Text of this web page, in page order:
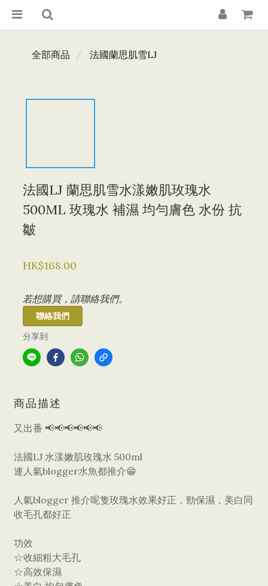
全部商品 法國蘭思肌雪LJ
法國LJ 蘭思肌雪水漾嫩肌玫瑰水
500ML 玫瑰水 補濕 均勻膚色 水份 抗
皺
HK$168.00
若想購買，請聯絡我們。
聯絡我們
分享到
商品描述
又出番 📢📢📢📢📢📢
法國LJ 水漾嫩肌玫瑰水 500ml
連人氣blogger水魚都推介😁
人氣blogger 推介呢隻玫瑰水效果好正，勁保濕，美白同
收毛孔都好正
功效
☆收細粗大毛孔
☆高效保濕